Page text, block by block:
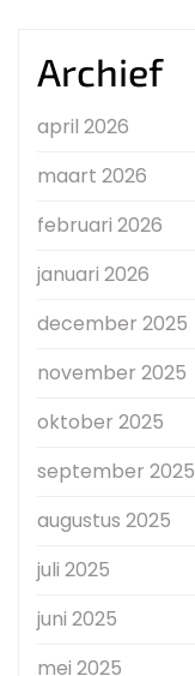
Archief
april 2026
maart 2026
februari 2026
januari 2026
december 2025
november 2025
oktober 2025
september 2025
augustus 2025
juli 2025
juni 2025
mei 2025